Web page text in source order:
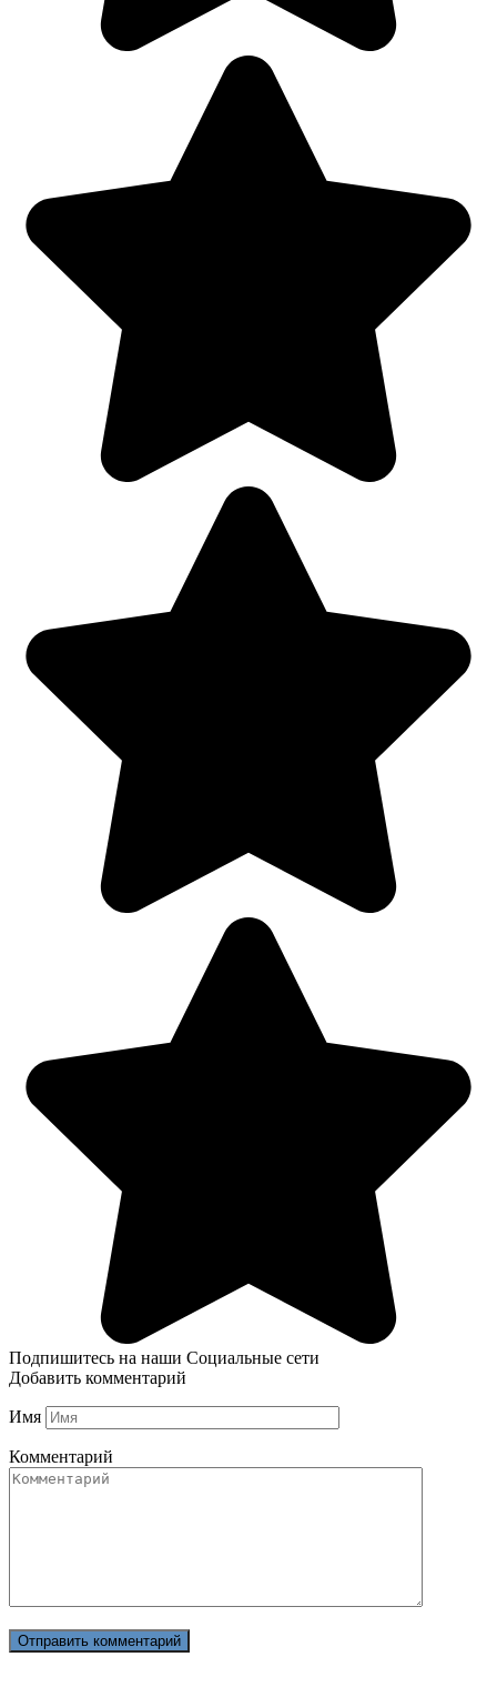
Подпишитесь на наши Социальные сети
Добавить комментарий
Имя
Комментарий